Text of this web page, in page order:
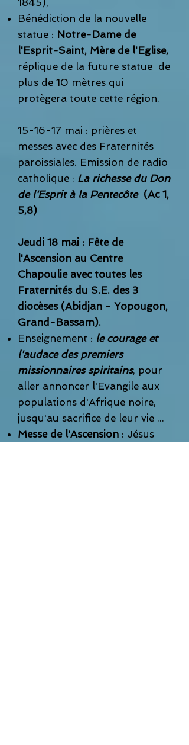
1845),
Bénédiction de la nouvelle
statue : Notre-Dame de
l'Esprit-Saint, Mère de l'Eglise,
réplique de la future statue de
plus de 10 mètres qui
protègera toute cette région.
15-16-17 mai : prières et
messes avec des Fraternités
paroissiales. Emission de radio
catholique : La richesse du Don
de l'Esprit à la Pentecôte (Ac 1,
5,8)
Jeudi 18 mai : Fête de
l'Ascension au Centre
Chapoulie avec toutes les
Fraternités du S.E. des 3
diocèses (Abidjan - Yopougon,
Grand-Bassam).
Enseignement : le courage et
l'audace des premiers
missionnaires spiritains, pour
aller annoncer l'Evangile aux
populations d'Afrique noire,
jusqu'au sacrifice de leur vie ...
Messe de l'Ascension : Jésus